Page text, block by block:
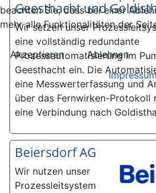
Geesthacht und
Wir setzen unser
eine vollständig redundante
Prozessautomatisierung im
Geesthacht ein. Die
eine Messwerterfassung und
über das Fernwirken-Protokoll
eine Verbindung nach
Beiersdorf AG
Wir nutzen unser
Prozessleitsystem
beachten Sie, dass bei einer
mehr alle Funktionalitäten der
Akzeptieren
Ablehnen